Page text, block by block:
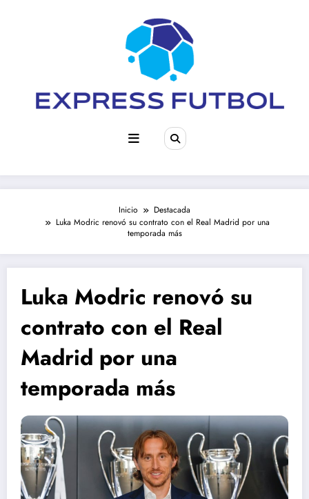
Inicio
Destacada
Luka Modric renovó su contrato con el Real Madrid por una
temporada más
Luka Modric renovó su
contrato con el Real
Madrid por una
temporada más